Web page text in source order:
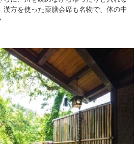
漢方を使った薬膳会席も名物で、体の中